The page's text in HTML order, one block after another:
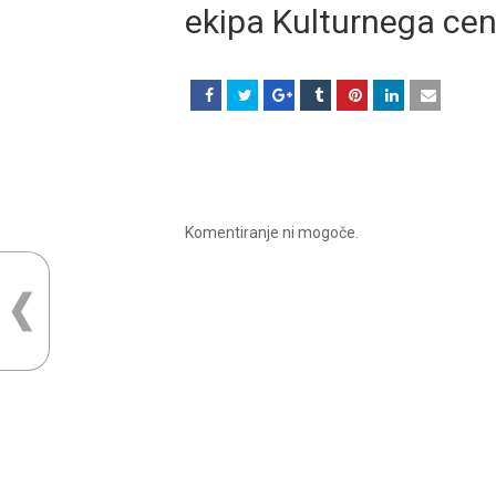
ekipa Kulturnega
Komentiranje ni mogoče.